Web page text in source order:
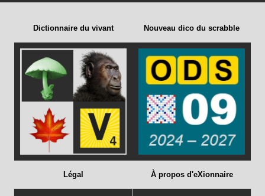
Dictionnaire du vivant Nouveau dico du scrabble
Légal À propos d'eXionnaire